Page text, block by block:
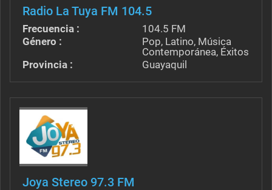
Radio La Tuya FM 104.5
Frecuencia :
104.5 FM
Género :
Pop, Latino, Música
Contemporánea, Éxitos
Provincia :
Guayaquil
Joya Stereo 97.3 FM